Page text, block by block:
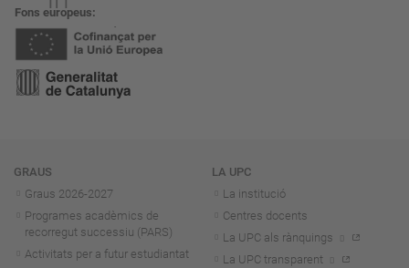
Fons europeus
Navegació
GRAUS
Graus 2026-2027
Programes acadèmics de
recorregut successiu (PARS)
Activitats per a futur estudiantat
LA UPC
La institució
Centres docents
La UPC als rànquings
La UPC transparent